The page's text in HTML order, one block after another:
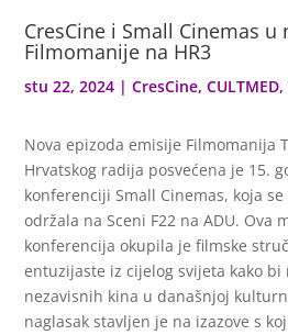
CresCine i Small Cinemas u
Filmomanije na HR3
stu 22, 2024 |CresCine,CULTMED,
Nova epizoda emisije Filmomanija
Hrvatskog radija posvećena je 15.
konferenciji Small Cinemas, koja
održala na Sceni F22 na ADU. Ova
konferencija okupila je filmske
entuzijaste iz cijelog svijeta kako
nezavisnih kina u današnjoj
naglasak stavljen je na izazove s